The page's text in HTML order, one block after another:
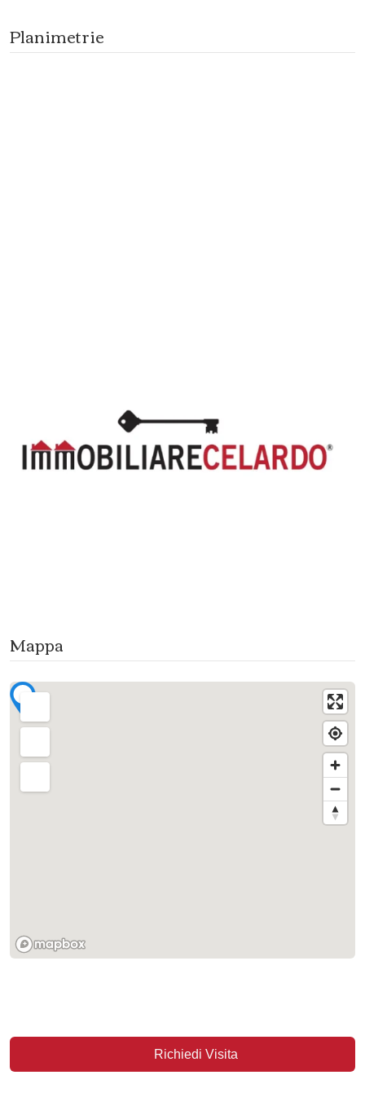
Planimetrie
Mappa
Richiedi Visita